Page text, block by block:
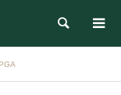
検索